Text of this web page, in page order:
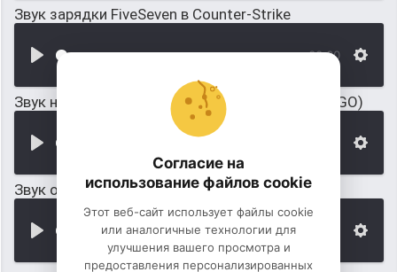
Звук зарядки FiveSeven в Counter-Strike
00:00
Звук ножа фальчион в игре: Counter Strike (CS GO)
Звук открытия кейса в игре: Counter Strike 1.6
Согласие на
использование файлов cookie
Этот веб-сайт использует файлы cookie
или аналогичные технологии для
улучшения вашего просмотра и
предоставления персонализированных